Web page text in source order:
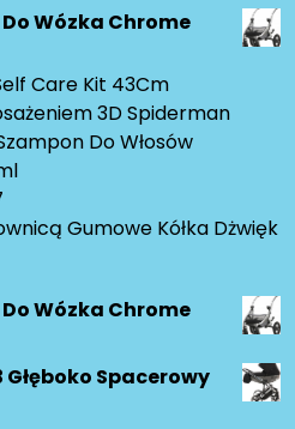
Wózka Chrome
Care Kit 43Cm
3D Spiderman
Do Włosów
Gumowe Kółka Dżwięk
Wózka Chrome
Spacerowy